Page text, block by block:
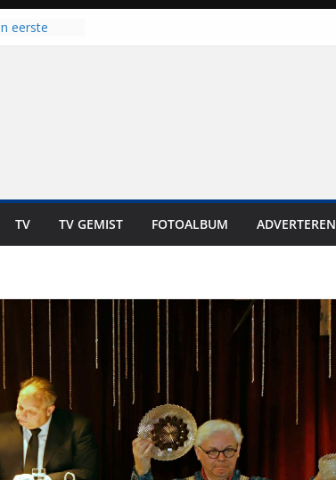
eerste
een
de deur
TV TV GEMIST FOTOALBUM ADVERTEREN